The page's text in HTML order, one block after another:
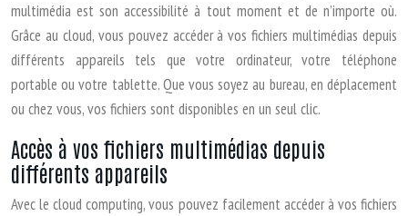
multimédia est son accessibilité à tout moment et de n’importe où.
Grâce au cloud, vous pouvez accéder à vos fichiers multimédias depuis
différents appareils tels que votre ordinateur, votre téléphone
portable ou votre tablette. Que vous soyez au bureau, en déplacement
ou chez vous, vos fichiers sont disponibles en un seul clic.
Accès à vos fichiers multimédias depuis
différents appareils
Avec le cloud computing, vous pouvez facilement accéder à vos fichiers